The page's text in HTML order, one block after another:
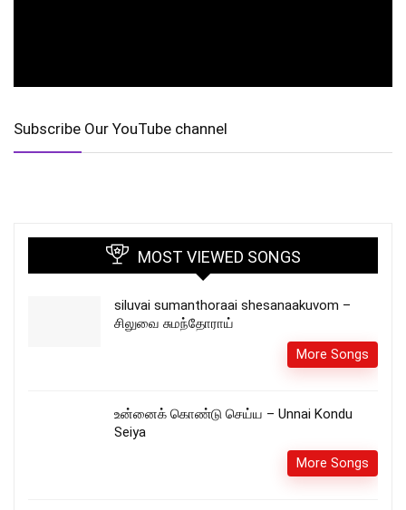
Subscribe Our YouTube channel
MOST VIEWED SONGS
siluvai sumanthoraai shesanaakuvom –
சிலுவை சுமந்தோராய்
More Songs
உன்னைக் கொண்டு செய்ய – Unnai Kondu
Seiya
More Songs